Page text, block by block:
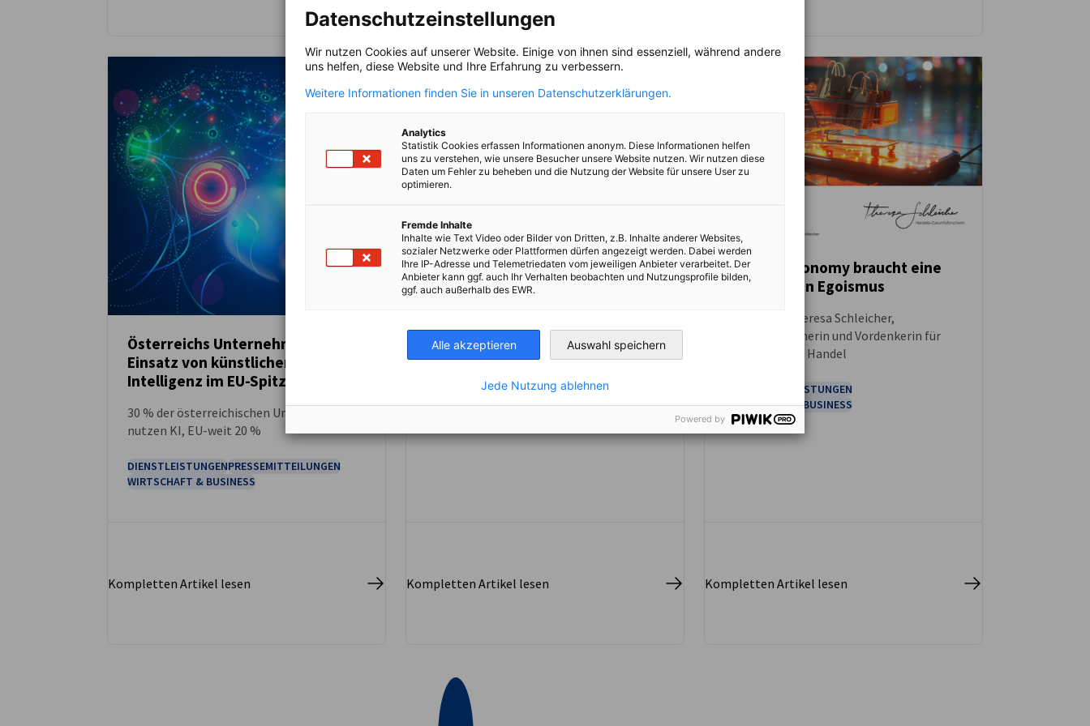
NEUIGKEITEN
Österreichs Unternehmen beim
Einsatz von künstlicher
Intelligenz im EU-Spitzenfeld
30 % der österreichischen Unternehmen
nutzen KI, EU-weit 20 %
DIENSTLEISTUNGENPRESSEMITTEILUNGEN
WIRTSCHAFT & BUSINESS
Kompletten Artikel lesen
Europas Wirtschaft muss ihren
Platz verteidigen
Innovation, Startups und
Technologietransfer, war Festrednerin bei
INDUSTRIEWIRTSCHAFT & BUSINESS
Kompletten Artikel lesen
Die Next Economy braucht eine
neue Art von Egoismus
Interview - Theresa Schleicher,
Zukunftsforscherin und Vordenkerin für
Wirtschaft und Handel
DIENSTLEISTUNGEN
WIRTSCHAFT & BUSINESS
Kompletten Artikel lesen
Datenschutzeinstellungen
Wir nutzen Cookies auf unserer Website. Einige von ihnen sind essenziell, während andere
uns helfen, diese Website und Ihre Erfahrung zu verbessern.
Weitere Informationen finden Sie in unseren Datenschutzerklärungen.
Analytics
Statistik Cookies erfassen Informationen anonym. Diese Informationen helfen
uns zu verstehen, wie unsere Besucher unsere Website nutzen. Wir nutzen diese
Daten um Fehler zu beheben und die Nutzung der Website für unsere User zu
optimieren.
Fremde Inhalte
Inhalte wie Text Video oder Bilder von Dritten, z.B. Inhalte anderer Websites,
sozialer Netzwerke oder Plattformen dürfen angezeigt werden. Dabei werden
Ihre IP-Adresse und Telemetriedaten vom jeweiligen Anbieter verarbeitet. Der
Anbieter kann ggf. auch Ihr Verhalten beobachten und Nutzungsprofile bilden,
ggf. auch außerhalb des EWR.
Alle akzeptieren Auswahl speichern
Jede Nutzung ablehnen
Powered by